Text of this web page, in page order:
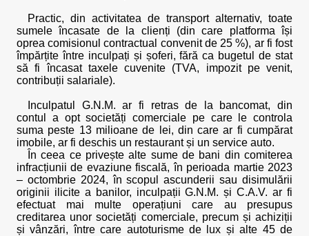
Practic, din activitatea de transport alternativ, toate
sumele încasate de la clienți (din care platforma își
oprea comisionul contractual convenit de 25 %), ar fi fost
împărțite între inculpați și șoferi, fără ca bugetul de stat
să fi încasat taxele cuvenite (TVA, impozit pe venit,
contribuții salariale).
Inculpatul G.N.M. ar fi retras de la bancomat, din
contul a opt societăți comerciale pe care le controla
suma peste 13 milioane de lei, din care ar fi cumpărat
imobile, ar fi deschis un restaurant și un service auto.
În ceea ce privește alte sume de bani din comiterea
infracțiunii de evaziune fiscală, în perioada martie 2023
– octombrie 2024, în scopul ascunderii sau disimulării
originii ilicite a banilor, inculpații G.N.M. și C.A.V. ar fi
efectuat mai multe operațiuni care au presupus
creditarea unor societăți comerciale, precum și achiziții
și vânzări, între care autoturisme de lux și alte 45 de